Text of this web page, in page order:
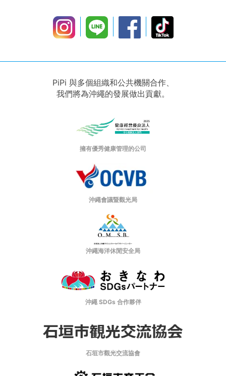
PiPi 與多個組織和公共機關合作、
我們將為沖繩的發展做出貢獻。
擁有優秀健康管理的公司
沖繩會議暨觀光局
沖繩海洋休閒安全局
沖繩 SDGs 合作夥伴
石垣市觀光交流協會